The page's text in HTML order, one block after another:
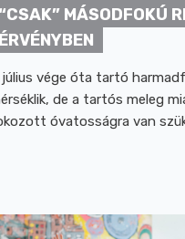
MÁSODFOKÚ
vége óta tartó
de a tartós meleg
óvatosságra van